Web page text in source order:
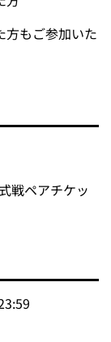
方もご参加いた
戦ペアチケッ